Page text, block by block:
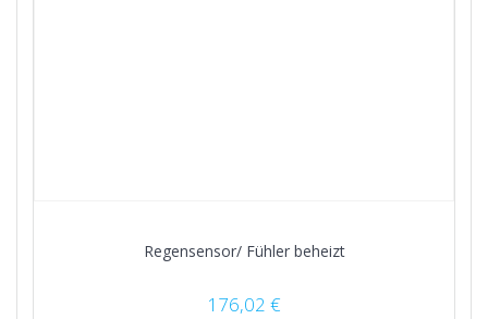
Regensensor/ Fühler beheizt
176,02 €